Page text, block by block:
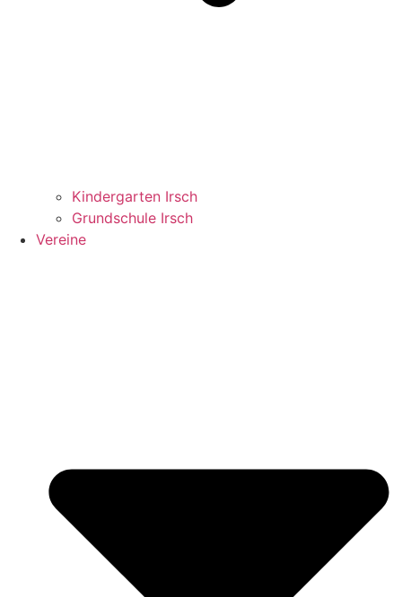
Kindergarten Irsch
Grundschule Irsch
Vereine